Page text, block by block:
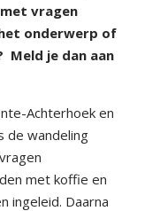
vragen
onderwerp of
Meld je dan aan
Achterhoek en
de wandeling
met koffie en
ingeleid. Daarna